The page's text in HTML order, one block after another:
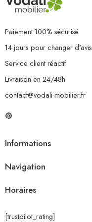
Paiement 100% sécurisé
14 jours pour changer d'avis
Service client réactif
Livraison en 24/48h
contact@vodali-mobilier.fr
Informations
Navigation
Horaires
[trustpilot_rating]